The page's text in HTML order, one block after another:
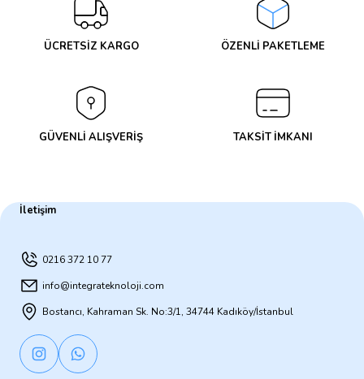
ÜCRETSİZ KARGO ÖZENLİ PAKETLEME
GÜVENLİ ALIŞVERİŞ TAKSİT İMKANI
İletişim
0216 372 10 77
info@integrateknoloji.com
Bostancı, Kahraman Sk. No:3/1, 34744 Kadıköy/İstanbul